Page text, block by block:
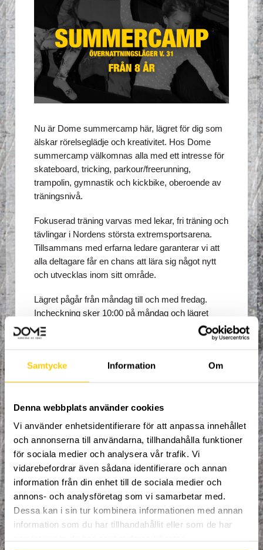
Samtycke Information Om
Denna webbplats använder cookies
Vi använder enhetsidentifierare för att anpassa innehållet
och annonserna till användarna, tillhandahålla funktioner
för sociala medier och analysera vår trafik. Vi
vidarebefordrar även sådana identifierare och annan
information från din enhet till de sociala medier och
annons- och analysföretag som vi samarbetar med.
Dessa kan i sin tur kombinera informationen med annan
information som du har tillhandahållit eller som de har
Nu är Dome summercamp här, lägret för dig som
älskar rörelseglädje och kreativitet. Hos Dome
summercamp välkomnas alla med ett intresse för
skateboard, tricking, parkour/freerunning,
trampolin, gymnastik och kickbike, oberoende av
träningsnivå.
Fokuserad träning varvas med lekar, fri träning och
tävlingar i Nordens största extremsportsarena.
Tillsammans med erfarna ledare garanterar vi att
alla deltagare får en chans att lära sig något nytt
och utvecklas inom sitt område.
Lägret pågår från måndag till och med fredag.
Incheckning sker 10:00 på måndag och lägret
avslutas 12:00 på fredag (lägerdeltagare som vill
får stanna kvar i anläggningen t.o.m. stängning
Alla måltider måndag-fredag (frukost, lunch,
mellis, middag)
Hyra av redskap.
Fri tillgång till hela Dome Adrenaline Zone
Goodiebag till värde av 500kr!
Allmän information:
Incheckning: 10:00 på måndagen 31/7.